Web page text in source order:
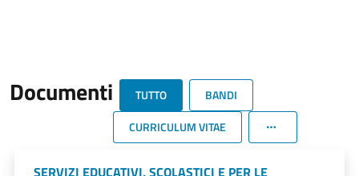
Documenti TUTTO
BANDI
CURRICULUM VITAE
SERVIZI EDUCATIVI, SCOLASTICI E PER LE